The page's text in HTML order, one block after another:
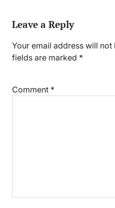
Leave a Reply
Your email address will not
fields are marked *
Comment *